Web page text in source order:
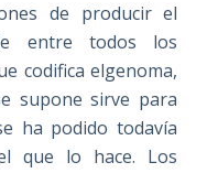
de producir el
entre todos los
codifica elgenoma,
supone sirve para
ha podido todavía
que lo hace. Los